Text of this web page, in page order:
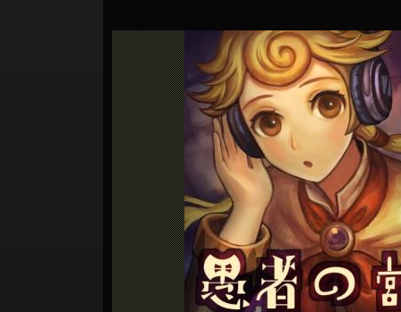
ビ
ゲ
ー
シ
ョ
ン